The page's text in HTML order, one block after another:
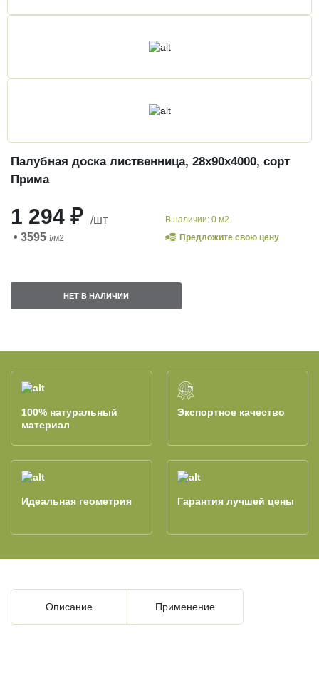
Палубная доска лиственница, 28х90х4000, сорт
Прима
1 294 ₽ /шт
• 3595 i/м2
В наличии: 0 м2
Предложите свою цену
НЕТ В НАЛИЧИИ
100% натуральный
материал
Экспортное качество
Идеальная геометрия Гарантия лучшей цены
Описание Применение